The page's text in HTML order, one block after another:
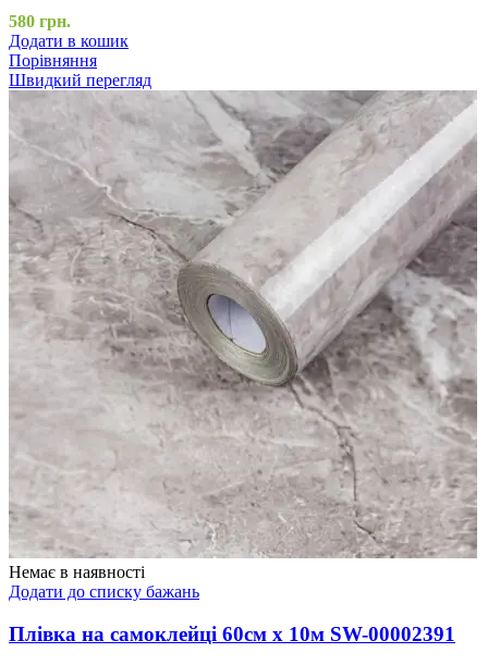
580 грн.
Додати в кошик
Порівняння
Швидкий перегляд
Немає в наявності
Додати до списку бажань
Плівка на самоклейці 60см х 10м SW-00002391